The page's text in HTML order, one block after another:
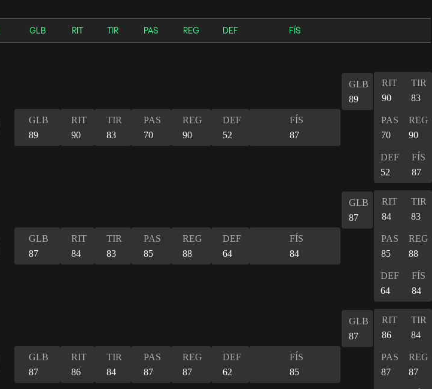
GLB RIT TIR PAS REG DEF FÍS
GLB
89
RIT
90
TIR
83
PAS
70
REG
90
DEF
52
FÍS
87
GLB
89
RIT
90
TIR
83
PAS
70
REG
90
DEF
52
FÍS
87
GLB
87
RIT
84
TIR
83
PAS
85
REG
88
DEF
64
FÍS
84
GLB
87
RIT
84
TIR
83
PAS
85
REG
88
DEF
64
FÍS
84
GLB
87
RIT
86
TIR
84
PAS
87
REG
87
DEF
62
FÍS
85
GLB
87
RIT
86
TIR
84
PAS
87
REG
87